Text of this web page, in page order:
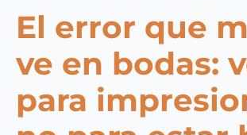
El error que
ve en bodas:
para